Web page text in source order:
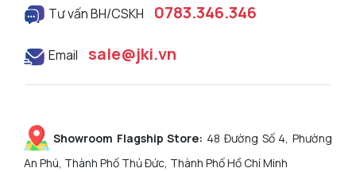
Tư vấn BH/CSKH 0783.346.346
Email sale@jki.vn
Showroom Flagship Store: 48 Đường Số 4, Phường
An Phú, Thành Phố Thủ Đức, Thành Phố Hồ Chí Minh